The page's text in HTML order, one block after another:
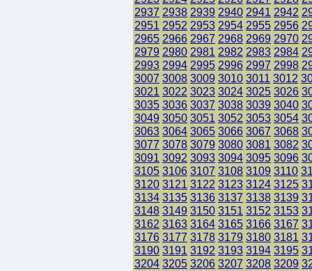
2937 2938 2939 2940 2941 2942
2951 2952 2953 2954 2955 2956
2965 2966 2967 2968 2969 2970
2979 2980 2981 2982 2983 2984
2993 2994 2995 2996 2997 2998
3007 3008 3009 3010 3011 3012
3021 3022 3023 3024 3025 3026
3035 3036 3037 3038 3039 3040
3049 3050 3051 3052 3053 3054
3063 3064 3065 3066 3067 3068
3077 3078 3079 3080 3081 3082
3091 3092 3093 3094 3095 3096
3105 3106 3107 3108 3109 3110
3120 3121 3122 3123 3124 3125
3134 3135 3136 3137 3138 3139
3148 3149 3150 3151 3152 3153
3162 3163 3164 3165 3166 3167
3176 3177 3178 3179 3180 3181
3190 3191 3192 3193 3194 3195
3204 3205 3206 3207 3208 3209